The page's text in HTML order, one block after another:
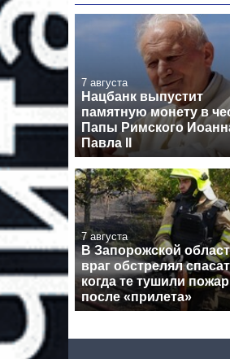
7 августа
Нацбанк выпустит
памятную монету в
Папы Римского
Павла II
7 августа
В Запорожской
враг обстрелял
когда те тушили пожар
после «прилета»